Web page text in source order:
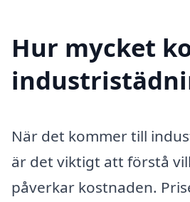
Hur mycket
När det kommer till
är det viktigt att förstå
påverkar kostnaden.